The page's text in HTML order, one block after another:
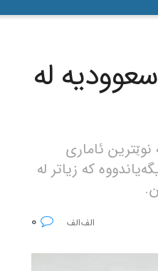
لە
ئاماری
کە زیاتر لە